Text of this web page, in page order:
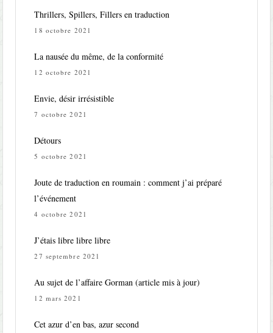
Thrillers, Spillers, Fillers en traduction
18 octobre 2021
La nausée du même, de la conformité
12 octobre 2021
Envie, désir irrésistible
7 octobre 2021
Détours
5 octobre 2021
Joute de traduction en roumain : comment j’ai préparé
l’événement
4 octobre 2021
J’étais libre libre libre
27 septembre 2021
Au sujet de l’affaire Gorman (article mis à jour)
12 mars 2021
Cet azur d’en bas, azur second